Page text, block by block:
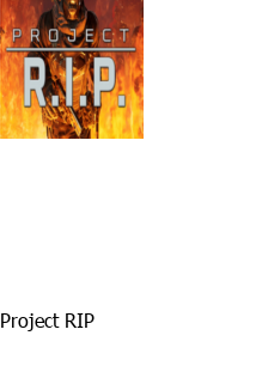
Project RIP